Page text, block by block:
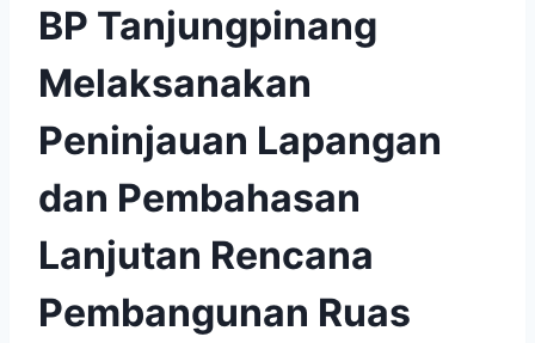
BP Tanjungpinang
Melaksanakan
Peninjauan Lapangan
dan Pembahasan
Lanjutan Rencana
Pembangunan Ruas